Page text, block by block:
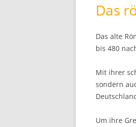
Das
Das alte
bis 480
Mit ihrer
sondern
Um ihre